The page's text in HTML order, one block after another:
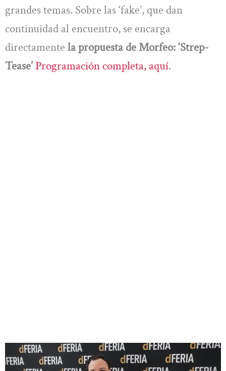
grandes temas. Sobre las ‘fake’, que dan
continuidad al encuentro, se encarga
directamente la propuesta de Morfeo: ‘Strep-
Tease’ Programación completa, aquí.